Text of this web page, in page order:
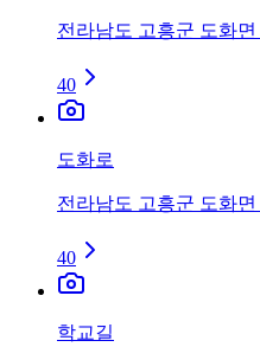
전라남도 고흥군 도화면
40
도화로
전라남도 고흥군 도화면
40
학교길